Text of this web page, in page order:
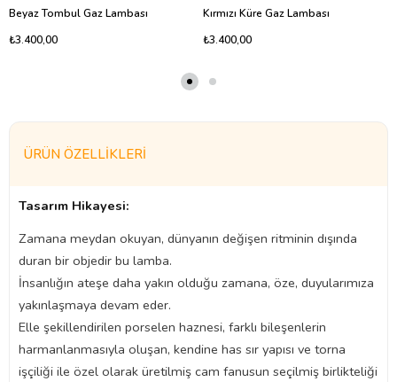
Beyaz Tombul Gaz Lambası
₺3.400,00
Kırmızı Küre Gaz Lambası
₺3.400,00
ÜRÜN ÖZELLIKLERI
Tasarım Hikayesi:
Zamana meydan okuyan, dünyanın değişen ritminin dışında
duran bir objedir bu lamba.
İnsanlığın ateşe daha yakın olduğu zamana, öze, duyularımıza
yakınlaşmaya devam eder.
Elle şekillendirilen porselen haznesi, farklı bileşenlerin
harmanlanmasıyla oluşan, kendine has sır yapısı ve torna
işçiliği ile özel olarak üretilmiş cam fanusun seçilmiş birlikteliği